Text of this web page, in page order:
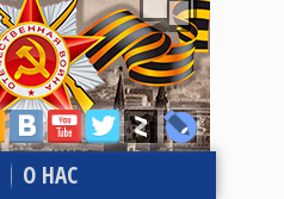
О НАС